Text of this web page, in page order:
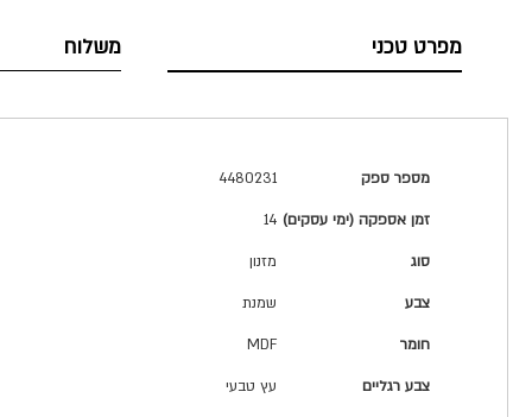
מפרט טכני
מספר ספק 4480231
זמן אספקה (ימי עסקים) 14
סוג מזנון
צבע שמנת
חומר MDF
צבע רגליים עץ טבעי
משלוח